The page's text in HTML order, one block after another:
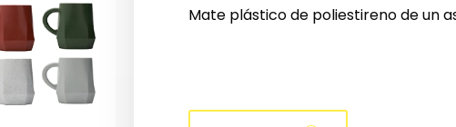
Mate plástico de poliestireno de un